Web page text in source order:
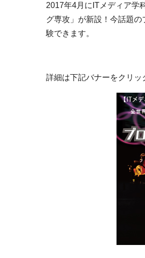
2017年4月にITメディア学
グ専攻」が新設！今話題
験できます。
詳細は下記バナーをクリッ